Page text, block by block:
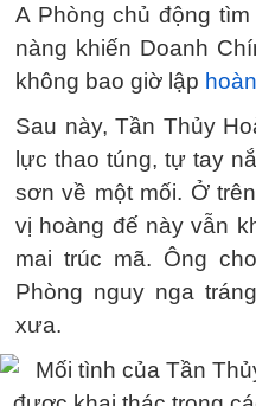
A Phòng chủ động
nàng khiến Doanh
không bao giờ lập
Sau này, Tần Thủy
lực thao túng, tự tay
sơn về một mối. Ở
vị hoàng đế này vẫn
mai trúc mã. Ông
Phòng nguy nga
xưa.